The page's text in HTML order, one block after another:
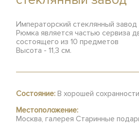
Императорский стеклянный завод
Рюмка является частью сервиза
состоящего из 10 предметов
Высота - 11,3 см.
Состояние: В хорошей
Местоположение:
Москва, галерея Старинные